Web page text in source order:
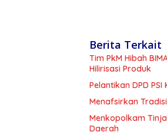
Berita Terkait
Tim PkM Hibah
Hilirisasi Produk
Pelantikan DPD
Menafsirkan
Menkopolkam
Daerah